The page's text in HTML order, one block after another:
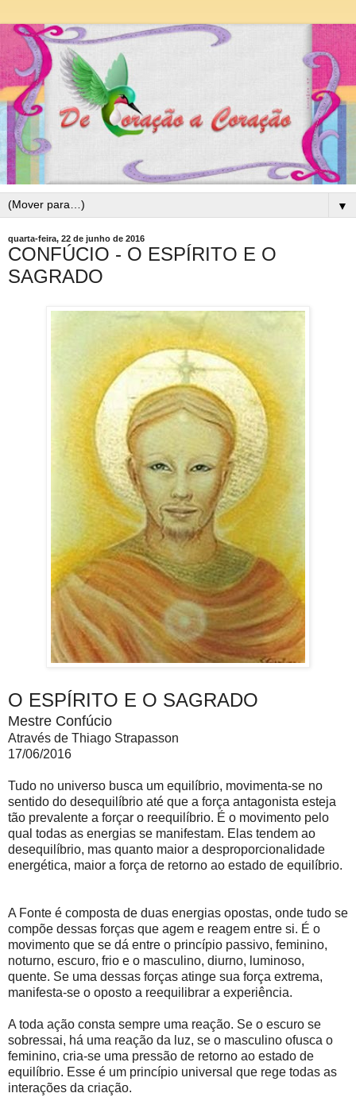
▼
quarta-feira, 22 de junho de 2016
CONFÚCIO - O ESPÍRITO E O
SAGRADO
O ESPÍRITO E O SAGRADO
Mestre Confúcio
Através de Thiago Strapasson
17/06/2016
Tudo no universo busca um equilíbrio, movimenta-se no
sentido do desequilíbrio até que a força antagonista esteja
tão prevalente a forçar o reequilíbrio. É o movimento pelo
qual todas as energias se manifestam. Elas tendem ao
desequilíbrio, mas quanto maior a desproporcionalidade
energética, maior a força de retorno ao estado de equilíbrio.
A Fonte é composta de duas energias opostas, onde tudo se
compõe dessas forças que agem e reagem entre si. É o
movimento que se dá entre o princípio passivo, feminino,
noturno, escuro, frio e o masculino, diurno, luminoso,
quente. Se uma dessas forças atinge sua força extrema,
manifesta-se o oposto a reequilibrar a experiência.
A toda ação consta sempre uma reação. Se o escuro se
sobressai, há uma reação da luz, se o masculino ofusca o
feminino, cria-se uma pressão de retorno ao estado de
equilíbrio. Esse é um princípio universal que rege todas as
interações da criação.